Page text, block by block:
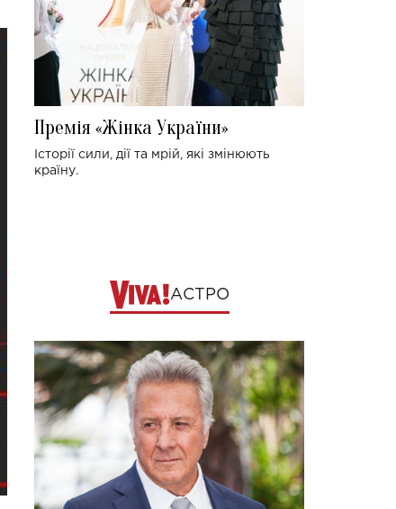
Премія «Жінка України»
Історії сили, дії та мрій, які змінюють
країну.
АСТРО